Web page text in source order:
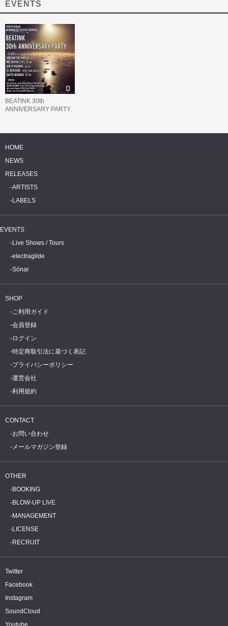
EVENTS
BEATINK 30th
ANNIVERSARY PARTY
HOME
NEWS
RELEASES
ARTISTS
LABELS
EVENTS
Live Shows / Tours
electraglide
Sónar
SHOP
ご利用ガイド
会員登録
ログイン
特定商取引法に基づく表記
プライバシーポリシー
運営会社
利用規約
CONTACT
お問い合わせ
メールマガジン登録
OTHER
BOOKING
BLOW-UP LIVE
MANAGEMENT
LICENSE
RECRUIT
Twitter
Facebook
Instagram
SoundCloud
Youtube